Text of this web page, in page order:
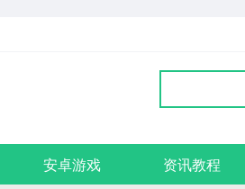
安卓游戏 资讯教程